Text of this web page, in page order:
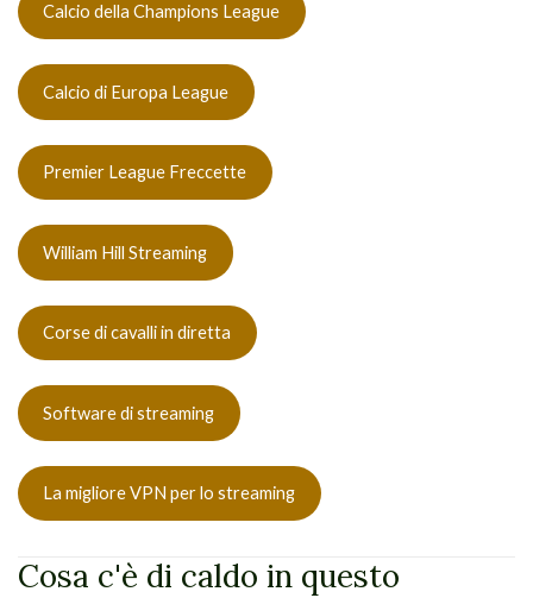
Calcio della Champions League
Calcio di Europa League
Premier League Freccette
William Hill Streaming
Corse di cavalli in diretta
Software di streaming
La migliore VPN per lo streaming
Cosa c'è di caldo in questo